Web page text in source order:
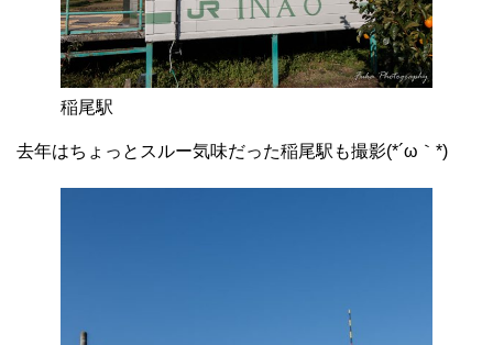
稲尾駅
去年はちょっとスルー気味だった稲尾駅も撮影(*´ω｀*)